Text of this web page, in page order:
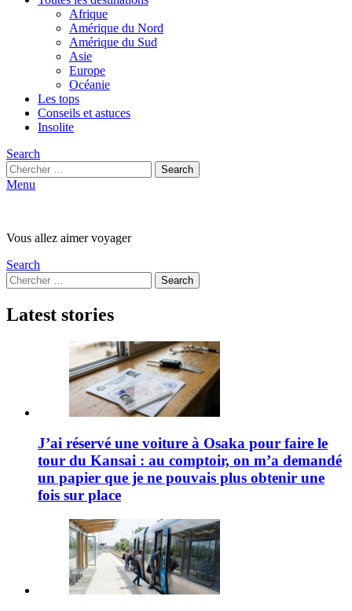
Afrique
Amérique du Nord
Amérique du Sud
Asie
Europe
Océanie
Les tops
Conseils et astuces
Insolite
Search
Search
for:
Search
Menu
Vous allez aimer voyager
Search
Search
for:
Search
Latest stories
J’ai réservé une voiture à Osaka pour faire le
tour du Kansai : au comptoir, on m’a demandé
un papier que je ne pouvais plus obtenir une
fois sur place